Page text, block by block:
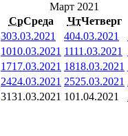
Март 2021
СрСреда ЧтЧетверг
303.03.2021 404.03.2021
1010.03.2021 1111.03.2021
1717.03.2021 1818.03.2021
2424.03.2021 2525.03.2021
3131.03.2021 101.04.2021